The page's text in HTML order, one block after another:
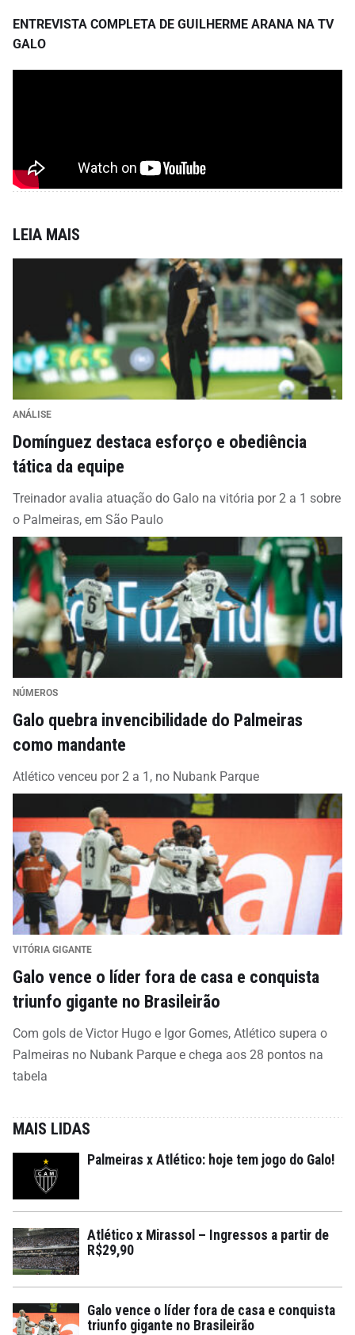
ENTREVISTA COMPLETA DE GUILHERME ARANA NA TV
GALO
LEIA MAIS
ANÁLISE
Domínguez destaca esforço e obediência
tática da equipe
Treinador avalia atuação do Galo na vitória por 2 a 1 sobre
o Palmeiras, em São Paulo
NÚMEROS
Galo quebra invencibilidade do Palmeiras
como mandante
Atlético venceu por 2 a 1, no Nubank Parque
VITÓRIA GIGANTE
Galo vence o líder fora de casa e conquista
triunfo gigante no Brasileirão
Com gols de Victor Hugo e Igor Gomes, Atlético supera o
Palmeiras no Nubank Parque e chega aos 28 pontos na
tabela
MAIS LIDAS
Palmeiras x Atlético: hoje tem jogo do Galo!
Atlético x Mirassol – Ingressos a partir de
R$29,90
Galo vence o líder fora de casa e conquista
triunfo gigante no Brasileirão